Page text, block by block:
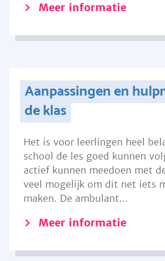
Meer informatie
Aanpassingen en
de klas
Het is voor leerlingen heel
school de les goed kunnen
actief kunnen meedoen met
veel mogelijk om dit net iets
maken. De ambulant...
Meer informatie